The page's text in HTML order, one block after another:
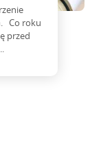
Co roku
przed